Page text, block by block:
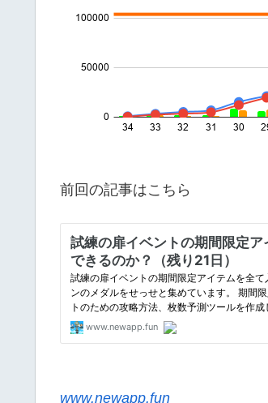
前回の記事はこちら
www.newapp.fun